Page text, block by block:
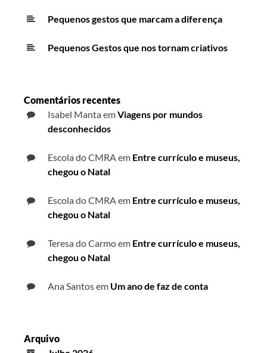
Pequenos gestos que marcam a diferença
Pequenos Gestos que nos tornam criativos
Comentários recentes
Isabel MantaemViagens por mundos
desconhecidos
Escola do CMRA em Entre currículo e museus,
chegou o Natal
Escola do CMRA em Entre currículo e museus,
chegou o Natal
Teresa do Carmoem Entre currículo e museus,
chegou o Natal
Ana Santosem Um ano de faz de conta
Arquivo